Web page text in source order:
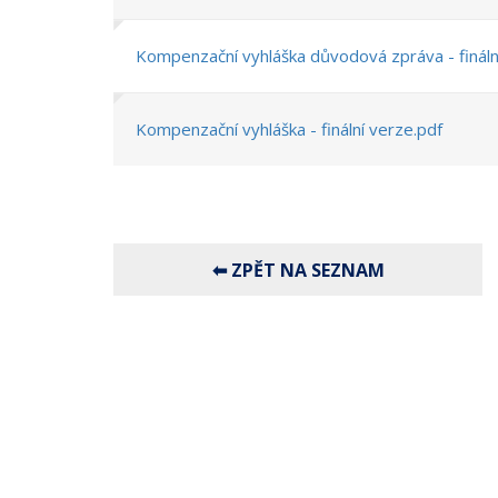
Kompenzační vyhláška důvodová zpráva -
Kompenzační vyhláška - finální verze.pdf